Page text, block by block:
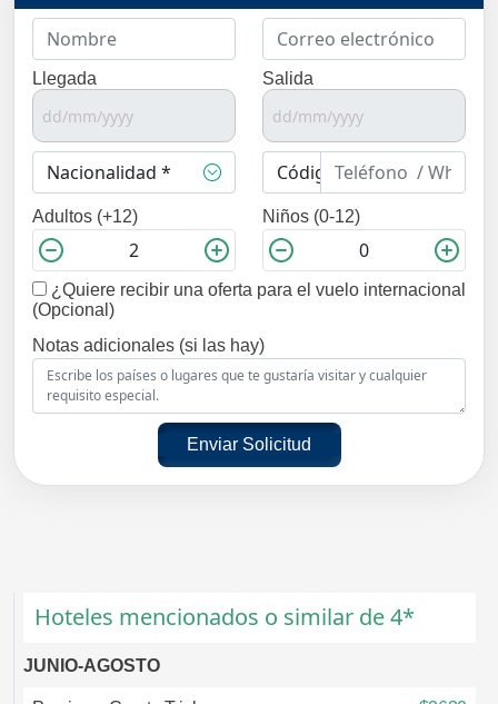
Llegada Salida
Adultos (+12) Niños (0-12)
¿Quiere recibir una oferta para el vuelo internacional
(Opcional)
Notas adicionales (si las hay)
Enviar Solicitud
Hoteles mencionados o similar de 4*
JUNIO-AGOSTO